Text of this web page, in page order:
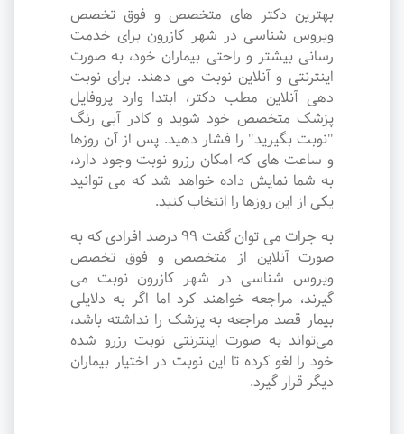
بهترین دکتر های متخصص و فوق تخصص
ویروس شناسی در شهر کازرون برای خدمت
رسانی بیشتر و راحتی بیماران خود، به صورت
اینترنتی و آنلاین نوبت می دهند. برای نوبت
دهی آنلاین مطب دکتر، ابتدا وارد پروفایل
پزشک متخصص خود شوید و کادر آبی رنگ
"نوبت بگیرید" را فشار دهید. پس از آن روزها
و ساعت های که امکان رزرو نوبت وجود دارد،
به شما نمایش داده خواهد شد که می توانید
یکی از این روزها را انتخاب کنید.
به جرات می‌ توان گفت ۹۹ درصد افرادی که به
صورت آنلاین از متخصص و فوق تخصص
ویروس شناسی در شهر کازرون نوبت می
گیرند، مراجعه خواهند کرد اما اگر به دلایلی
بیمار قصد مراجعه به پزشک را نداشته باشد،
می‌تواند به صورت اینترنتی نوبت رزرو شده
خود را لغو کرده تا این نوبت در اختیار بیماران
دیگر قرار گیرد.